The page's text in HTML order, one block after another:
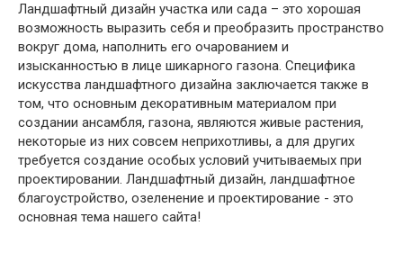
Ландшафтный дизайн участка или сада – это хорошая
возможность выразить себя и преобразить пространство
вокруг дома, наполнить его очарованием и
изысканностью в лице шикарного газона. Специфика
искусства ландшафтного дизайна заключается также в
том, что основным декоративным материалом при
создании ансамбля, газона, являются живые растения,
некоторые из них совсем неприхотливы, а для других
требуется создание особых условий учитываемых при
проектировании. Ландшафтный дизайн, ландшафтное
благоустройство, озеленение и проектирование - это
основная тема нашего сайта!